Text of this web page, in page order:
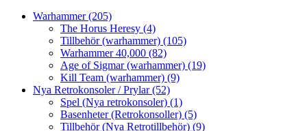
Warhammer(205)
The Horus Heresy (4)
Tillbehör (warhammer) (105)
Warhammer 40,000 (82)
Age of Sigmar (warhammer) (19)
Kill Team (warhammer) (9)
Nya Retrokonsoler / Prylar(52)
Spel (Nya retrokonsoler) (1)
Basenheter (Retrokonsoller) (5)
Tillbehör (Nya Retrotillbehör) (9)